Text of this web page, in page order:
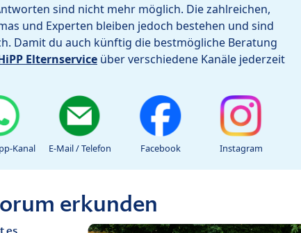
sind nicht mehr möglich. Die zahlreichen,
und Experten bleiben jedoch bestehen und sind
Damit du auch künftig die bestmögliche Beratung
Elternservice über verschiedene Kanäle jederzeit
Kanal E-Mail / Telefon Facebook Instagram
erkunden